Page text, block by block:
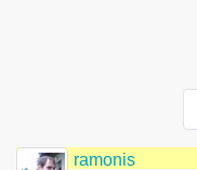
ramonis